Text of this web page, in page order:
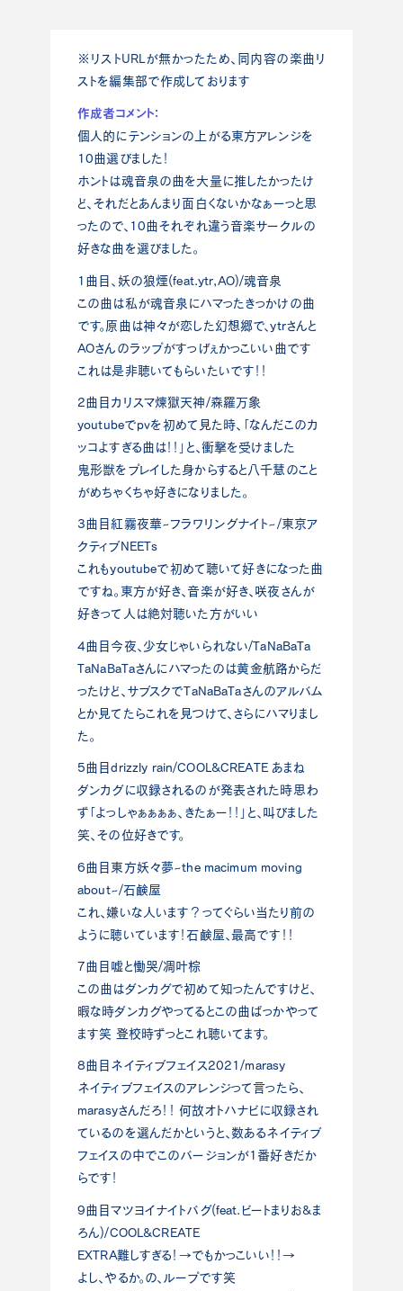
※リストURLが無かったため、同内容の楽曲リ
ストを編集部で作成しております
作成者コメント：
個人的にテンションの上がる東方アレンジを
10曲選びました！
ホントは魂音泉の曲を大量に推したかったけ
ど、それだとあんまり面白くないかなぁーっと思
ったので、10曲それぞれ違う音楽サークルの
好きな曲を選びました。
1曲目、妖の狼煙(feat.ytr,AO)/魂音泉
この曲は私が魂音泉にハマったきっかけの曲
です。原曲は神々が恋した幻想郷で、ytrさんと
AOさんのラップがすっげぇかっこいい曲です
これは是非聴いてもらいたいです！！
2曲目カリスマ煉獄天神/森羅万象
youtubeでpvを初めて見た時、「なんだこのカ
ッコよすぎる曲は！！」と、衝撃を受けました
鬼形獣をプレイした身からすると八千慧のこと
がめちゃくちゃ好きになりました。
3曲目紅霧夜華~フラワリングナイト~/東京ア
クティブNEETs
これもyoutubeで初めて聴いて好きになった曲
ですね。東方が好き、音楽が好き、咲夜さんが
好きって人は絶対聴いた方がいい
4曲目今夜、少女じゃいられない/TaNaBaTa
TaNaBaTaさんにハマったのは黄金航路からだ
ったけど、サブスクでTaNaBaTaさんのアルバム
とか見てたらこれを見つけて、さらにハマりまし
た。
5曲目drizzly rain/COOL&CREATE あまね
ダンカグに収録されるのが発表された時思わ
ず「よっしゃぁぁぁぁ、きたぁー！！」と、叫びました
笑、その位好きです。
6曲目東方妖々夢~the macimum moving
about~/石鹸屋
これ、嫌いな人います？ってぐらい当たり前の
ように聴いています！石鹸屋、最高です！！
7曲目嘘と慟哭/凋叶棕
この曲はダンカグで初めて知ったんですけど、
暇な時ダンカグやってるとこの曲ばっかやって
ます笑 登校時ずっとこれ聴いてます。
8曲目ネイティブフェイス2021/marasy
ネイティブフェイスのアレンジって言ったら、
marasyさんだろ！！ 何故オトハナビに収録され
ているのを選んだかというと、数あるネイティブ
フェイスの中でこのバージョンが1番好きだか
らです！
9曲目マツヨイナイトバグ(feat.ビートまりお&ま
ろん)/COOL&CREATE
EXTRA難しすぎる！→でもかっこいい！！→
よし、やるか。の、ループです笑